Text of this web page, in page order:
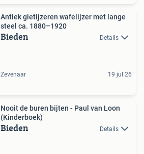
Antiek gietijzeren wafelijzer met lange
steel ca. 1880–1920
Bieden Details
Zevenaar 19 jul 26
Nooit de buren bijten - Paul van Loon
(Kinderboek)
Bieden Details